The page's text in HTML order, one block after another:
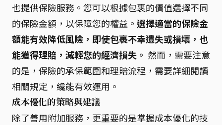
也提供保險服務。您可以根據包裹的價值選擇不同
的保險金額，以保障您的權益。 選擇適當的保險金
額能有效降低風險，即使包裹不幸遺失或損壞，也
能獲得理賠，減輕您的經濟損失。 然而，需要注意
的是，保險的承保範圍和理賠流程，需要詳細閱讀
相關規定，纔能有效運用。
成本優化的策略與建議
除了善用附加服務，更重要的是掌握成本優化的技